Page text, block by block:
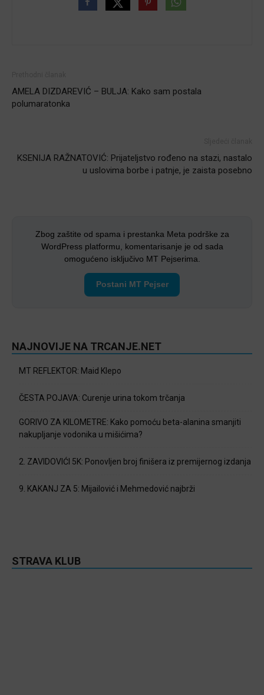
AMELA DIZDAREVIĆ – BULJA: Kako sam postala
polumaratonka
KSENIJA RAŽNATOVIĆ: Prijateljstvo rođeno na stazi, nastalo
u uslovima borbe i patnje, je zaista posebno
Zbog zaštite od spama i prestanka Meta podrške za
WordPress platformu, komentarisanje je od sada
omogućeno isključivo MT Pejserima.
Postani MT Pejser
NAJNOVIJE NA TRCANJE.NET
MT REFLEKTOR: Maid Klepo
ČESTA POJAVA: Curenje urina tokom trčanja
GORIVO ZA KILOMETRE: Kako pomoću beta-alanina smanjiti
nakupljanje vodonika u mišićima?
2. ZAVIDOVIĆI 5K: Ponovljen broj finišera iz premijernog izdanja
9. KAKANJ ZA 5: Mijailović i Mehmedović najbrži
STRAVA KLUB